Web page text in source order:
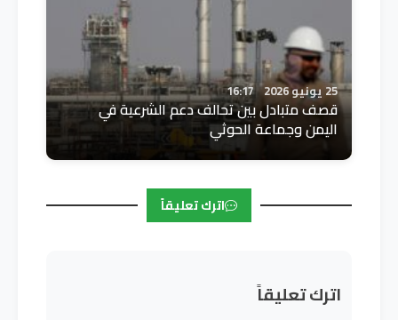
25 يونيو 2026 16:17
قصف متبادل بين تحالف دعم الشرعية في
اليمن وجماعة الحوثي
اترك تعليقاً
اترك تعليقاً